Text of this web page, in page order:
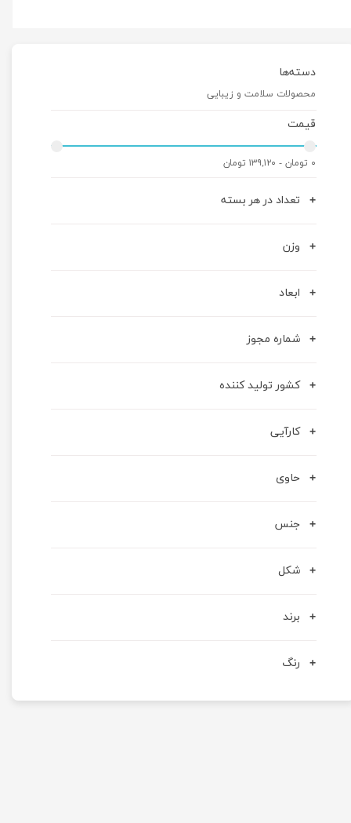
دسته‌ها
محصولات سلامت و زیبایی
قیمت
۰ تومان - ۱۳۹,۱۲۰ تومان
تعداد در هر بسته
وزن
ابعاد
شماره مجوز
کشور تولید کننده
کارآیی
حاوی
جنس
شکل
برند
رنگ